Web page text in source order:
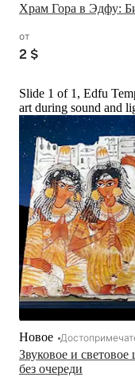
Храм Гора в Эдфу:
от
2 $
Slide 1 of 1, Edfu
art during sound and
Звуковое и
без очереди
Новое